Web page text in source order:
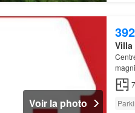
Voir la photo
Villa
7